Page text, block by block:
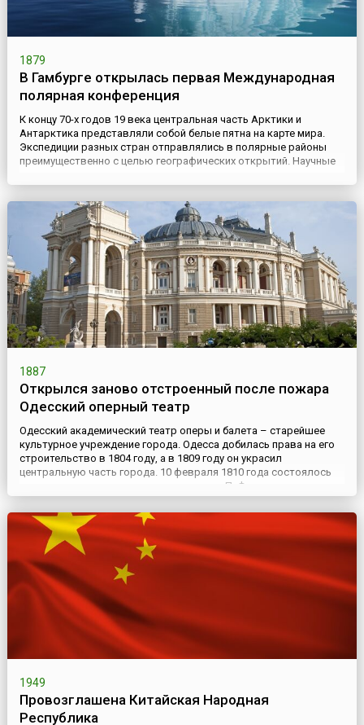
1879
В Гамбурге открылась первая Международная
полярная конференция
К концу 70-х годов 19 века центральная часть Арктики и
Антарктика представляли собой белые пятна на карте мира.
Экспедиции разных стран отправлялись в полярные районы
преимущественно с целью географических открытий. Научные
второстепенной задачей.Идею международной программы
научных исследований полярных областей сформулировал
известный австрийски...
1887
Открылся заново отстроенный после пожара
Одесский оперный театр
Одесский академический театр оперы и балета – старейшее
культурное учреждение города. Одесса добилась права на его
строительство в 1804 году, а в 1809 году он украсил
центральную часть города. 10 февраля 1810 года состоялось
первое представление – русская группа П. Фортунатова
поставила одноактную оперу Фрелиха «Новое семейство» и
водевиль «Утешенная вдова». В 1873 году театр полностью
сгорел,...
1949
Провозглашена Китайская Народная
Республика